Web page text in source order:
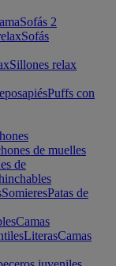
Sofás 2
Sofás
Sillones relax
Puffs con
de muelles
de
SomieresPatas de
Camas
LiterasCamas